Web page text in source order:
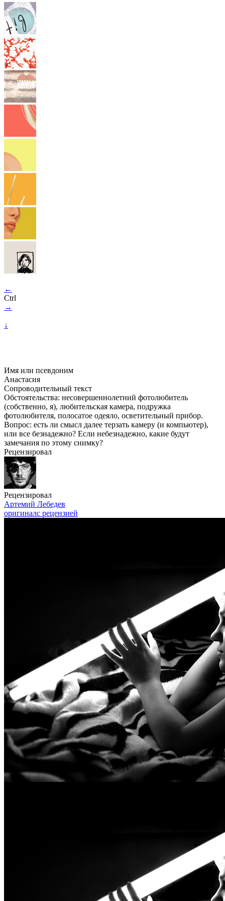
←
Ctrl
→
↓
Имя или псевдоним
Анастасия
Сопроводительный текст
Обстоятельства: несовершеннолетний фотолюбитель
(собственно, я), любительская камера, подружка
фотолюбителя, полосатое одеяло, осветительный прибор.
Вопрос: есть ли смысл далее терзать камеру (и компьютер),
или все безнадежно? Если небезнадежно, какие будут
замечания по этому снимку?
Рецензировал
Рецензировал
Артемий Лебедев
оригиналс рецензией